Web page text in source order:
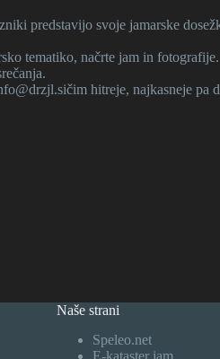
predstavijo svoje jamarske
tematiko, načrte jam in fotografije.
čim hitreje, najkasneje pa
Naše strani
Speleo.net